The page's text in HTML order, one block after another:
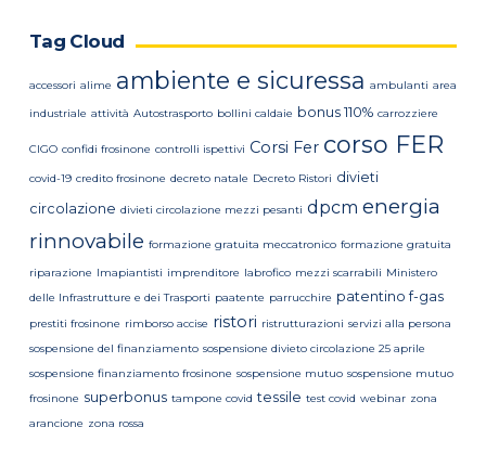
Tag Cloud
accessori alime ambiente e sicuressa ambulanti area
industriale attività Autostrasporto bollini caldaie bonus 110% carrozziere
CIGO confidi frosinone controlli ispettivi Corsi Fer corso FER
covid-19 credito frosinone decreto natale Decreto Ristori divieti
circolazione divieti circolazione mezzi pesanti dpcm energia
rinnovabile formazione gratuita meccatronico formazione gratuita
riparazione Imapiantisti imprenditore labrofico mezzi scarrabili Ministero
delle Infrastrutture e dei Trasporti paatente parrucchire patentino f-gas
prestiti frosinone rimborso accise ristori ristrutturazioni servizi alla persona
sospensione del finanziamento sospensione divieto circolazione 25 aprile
sospensione finanziamento frosinone sospensione mutuo sospensione mutuo
frosinone superbonus tampone covid tessile test covid webinar zona
arancione zona rossa